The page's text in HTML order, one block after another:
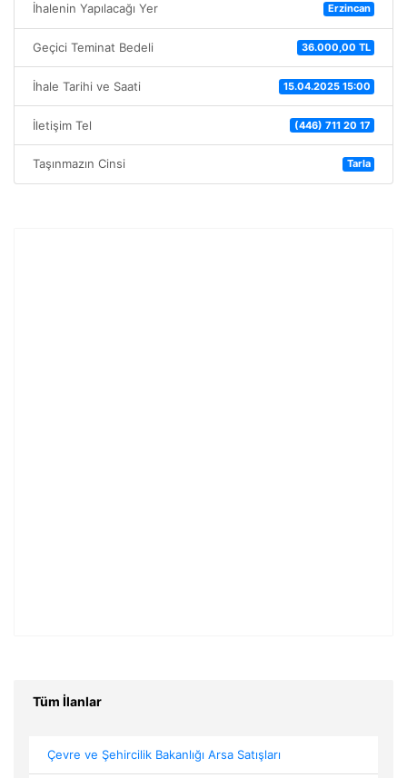
İhalenin Yapılacağı Yer Erzincan
Geçici Teminat Bedeli 36.000,00 TL
İhale Tarihi ve Saati 15.04.2025 15:00
İletişim Tel (446) 711 20 17
Taşınmazın Cinsi Tarla
Tüm İlanlar
Çevre ve Şehircilik Bakanlığı Arsa Satışları